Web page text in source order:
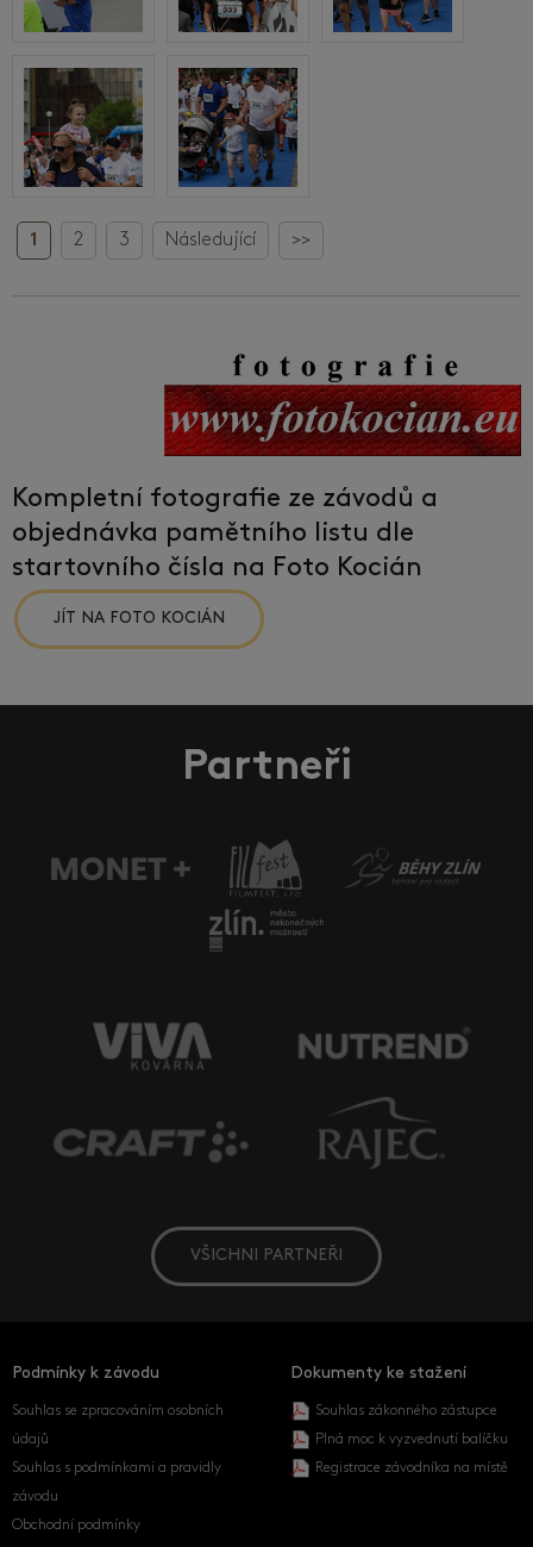
1 2 3 Následující >>
Kompletní fotografie ze závodů a
objednávka pamětního listu dle
startovního čísla na Foto Kocián
JÍT NA FOTO KOCIÁN
Partneři
VŠICHNI PARTNEŘI
Podmínky k závodu
Souhlas se zpracováním osobních
údajů
Souhlas s podmínkami a pravidly
závodu
Obchodní podmínky
Dokumenty ke stažení
Souhlas zákonného zástupce
Plná moc k vyzvednutí balíčku
Registrace závodníka na místě